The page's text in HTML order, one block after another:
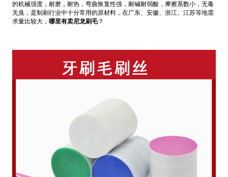
的机械强度，耐磨，耐热，弯曲恢复性强，耐碱耐弱酸，摩擦系数小，无毒
无臭，是制刷行业中十分常用的原材料，在广东、安徽、浙江、江苏等地需
求量比较大， 哪里有卖尼龙刷毛？